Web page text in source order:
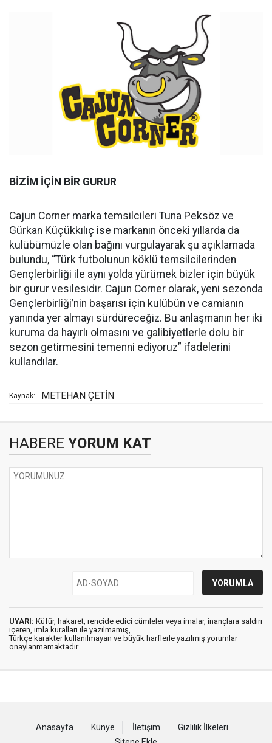
BİZİM İÇİN BİR GURUR
Cajun Corner marka temsilcileri Tuna Peksöz ve
Gürkan Küçükkılıç ise markanın önceki yıllarda da
kulübümüzle olan bağını vurgulayarak şu açıklamada
bulundu, “Türk futbolunun köklü temsilcilerinden
Gençlerbirliği ile aynı yolda yürümek bizler için büyük
bir gurur vesilesidir. Cajun Corner olarak, yeni sezonda
Gençlerbirliği’nin başarısı için kulübün ve camianın
yanında yer almayı sürdüreceğiz. Bu anlaşmanın her iki
kuruma da hayırlı olmasını ve galibiyetlerle dolu bir
sezon getirmesini temenni ediyoruz” ifadelerini
kullandılar.
Kaynak: METEHAN ÇETİN
HABERE YORUM KAT
UYARI: Küfür, hakaret, rencide edici cümleler veya imalar, inançlara saldırı
içeren, imla kuralları ile yazılmamış,
Türkçe karakter kullanılmayan ve büyük harflerle yazılmış yorumlar
onaylanmamaktadır.
Anasayfa Künye İletişim
Gizlilik İlkeleri